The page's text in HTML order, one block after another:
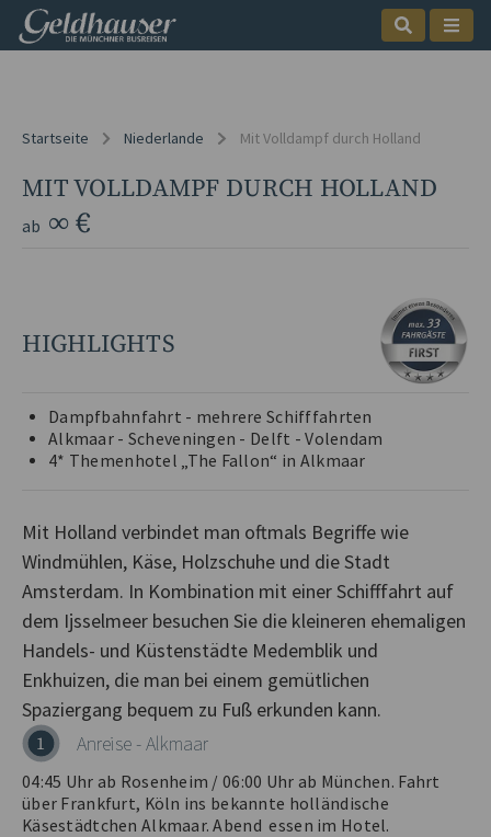
Startseite Niederlande Mit Volldampf durch Holland
MIT VOLLDAMPF DURCH HOLLAND
ab ∞ €
HIGHLIGHTS
Dampfbahnfahrt - mehrere Schifffahrten
Alkmaar - Scheveningen - Delft - Volendam
4* Themenhotel „The Fallon“ in Alkmaar
Mit Holland verbindet man oftmals Begriffe wie
Windmühlen, Käse, Holzschuhe und die Stadt
Amsterdam. In Kombination mit einer Schifffahrt auf
dem Ijsselmeer besuchen Sie die kleineren ehemaligen
Handels- und Küstenstädte Medemblik und
Enkhuizen, die man bei einem gemütlichen
1 Anreise - Alkmaar
04:45 Uhr ab Rosenheim / 06:00 Uhr ab München. Fahrt
über Frankfurt, Köln ins bekannte holländische
Käsestädtchen Alkmaar. Abend essen im Hotel.